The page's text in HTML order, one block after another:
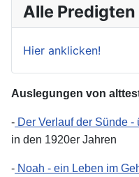
Alle Predigten
Hier anklicken!
Auslegungen von
- Der Verlauf der Sünde -
in den 1920er Jahren
- Noah - ein Leben im